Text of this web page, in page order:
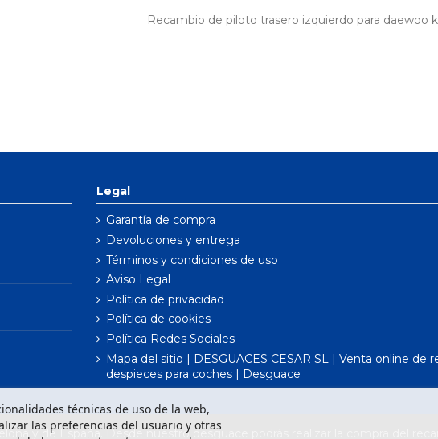
Recambio de piloto trasero izquierdo para daewoo
Legal
Garantía de compra
Devoluciones y entrega
Términos y condiciones de uso
Aviso Legal
Política de privacidad
Política de cookies
Política Redes Sociales
Mapa del sitio | DESGUACES CESAR SL | Venta online de
despieces para coches | Desguace
técnicas de uso de la web,
las preferencias del usuario y otras
y de España. Desde nuestro desguace podrás realizar la compra del